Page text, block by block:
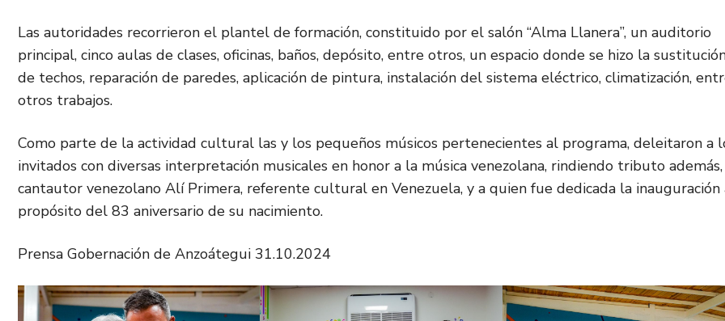
Las autoridades recorrieron el plantel de formación, constituido por el salón “Alma Llanera”, un auditorio
principal, cinco aulas de clases, oficinas, baños, depósito, entre otros, un espacio donde se hizo la
de techos, reparación de paredes, aplicación de pintura, instalación del sistema eléctrico, climatización,
otros trabajos.
Como parte de la actividad cultural las y los pequeños músicos pertenecientes al programa, deleitaron a
invitados con diversas interpretación musicales en honor a la música venezolana, rindiendo tributo
cantautor venezolano Alí Primera, referente cultural en Venezuela, y a quien fue dedicada la inauguración
propósito del 83 aniversario de su nacimiento.
Prensa Gobernación de Anzoátegui 31.10.2024